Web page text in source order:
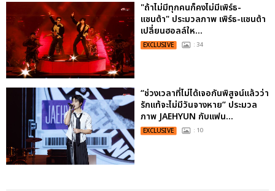
"ถ้าไม่มีทุกคนก็คงไม่มีเพิร์ธ-
แซนต้า" ประมวลภาพ เพิร์ธ-แซนต้า
เปลี่ยนฮอลล์ให...
EXCLUSIVE : 34
“ช่วงเวลาที่ไม่ได้เจอกันพิสูจน์แล้วว่า
รักแท้จะไม่มีวันจางหาย” ประมวล
ภาพ JAEHYUN กับแฟน...
EXCLUSIVE : 10